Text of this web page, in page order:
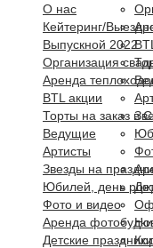
О нас
Кейтеринг/
Выпускной 2022
Организация
Аренда
BTL акции
Торты на заказ в
Ведущие
Артисты
Звезды на
Юбилей, день
Фото и видео
Аренда
Детские праздники